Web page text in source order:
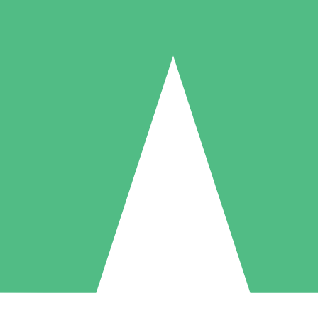
Individuelle Credit-Pakete
nach Bedarf mit Download-Credits. Keine monatliche Verpflichtung